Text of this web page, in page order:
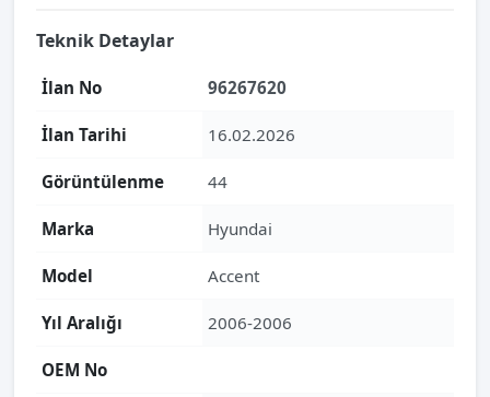
Teknik Detaylar
İlan No 96267620
İlan Tarihi 16.02.2026
Görüntülenme 44
Marka Hyundai
Model Accent
Yıl Aralığı 2006-2006
OEM No